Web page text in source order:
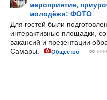
мероприятие,
молодёжи: ФОТО
Для гостей были
интерактивные площадки,
вакансий и презентации
Самары.
Общество